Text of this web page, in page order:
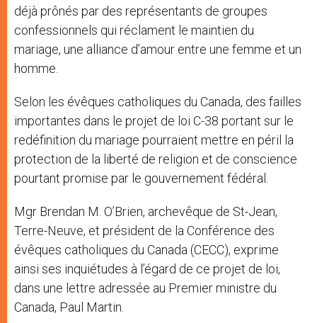
déjà prônés par des représentants de groupes
confessionnels qui réclament le maintien du
mariage, une alliance d’amour entre une femme et un
homme.
Selon les évêques catholiques du Canada, des failles
importantes dans le projet de loi C-38 portant sur le
redéfinition du mariage pourraient mettre en péril la
protection de la liberté de religion et de conscience
pourtant promise par le gouvernement fédéral.
Mgr Brendan M. O’Brien, archevêque de St-Jean,
Terre-Neuve, et président de la Conférence des
évêques catholiques du Canada (CECC), exprime
ainsi ses inquiétudes à l’égard de ce projet de loi,
dans une lettre adressée au Premier ministre du
Canada, Paul Martin.